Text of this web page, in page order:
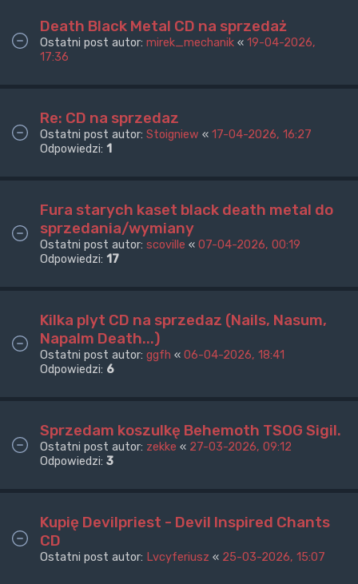
Death Black Metal CD na sprzedaż
Ostatni post autor: mirek_mechanik « 19-04-2026,
17:36
Re: CD na sprzedaz
Ostatni post autor: Stoigniew « 17-04-2026, 16:27
Odpowiedzi: 1
Fura starych kaset black death metal do
sprzedania/wymiany
Ostatni post autor: scoville « 07-04-2026, 00:19
Odpowiedzi: 17
Kilka plyt CD na sprzedaz (Nails, Nasum,
Napalm Death...)
Ostatni post autor: ggfh « 06-04-2026, 18:41
Odpowiedzi: 6
Sprzedam koszulkę Behemoth TSOG Sigil.
Ostatni post autor: zekke « 27-03-2026, 09:12
Odpowiedzi: 3
Kupię Devilpriest - Devil Inspired Chants
CD
Ostatni post autor: Lvcyferiusz « 25-03-2026, 15:07